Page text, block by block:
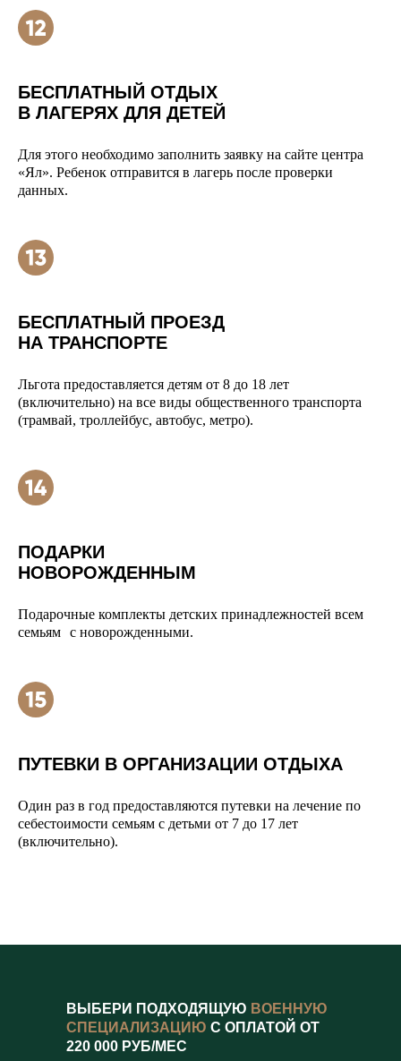
БЕСПЛАТНЫЙ ОТДЫХ
В ЛАГЕРЯХ ДЛЯ ДЕТЕЙ
Для этого необходимо заполнить заявку на сайте центра
«Ял». Ребенок отправится в лагерь после проверки
данных.
БЕСПЛАТНЫЙ ПРОЕЗД
НА ТРАНСПОРТЕ
Льгота предоставляется детям от 8 до 18 лет
(включительно) на все виды общественного транспорта
(трамвай, троллейбус, автобус, метро).
ПОДАРКИ
НОВОРОЖДЕННЫМ
Подарочные комплекты детских принадлежностей всем
семьям с новорожденными.
ПУТЕВКИ В ОРГАНИЗАЦИИ ОТДЫХА
Один раз в год предоставляются путевки на лечение по
себестоимости семьям с детьми от 7 до 17 лет
(включительно).
ВЫБЕРИ ПОДХОДЯЩУЮ ВОЕННУЮ
СПЕЦИАЛИЗАЦИЮ С ОПЛАТОЙ ОТ
220 000 РУБ/МЕС